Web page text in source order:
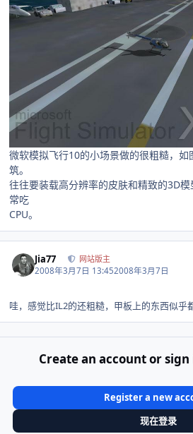
微软模拟飞行10的小场景做的很粗糙，
筑。
往往要装载高分辨率的皮肤和精致的3D
常吃
CPU。
Jia77 网站版主
2008年3月7日 13:452008年3月7日
哇，感觉比IL2的还粗糙，甲板上的东西似乎
Create an account or
Register a new
现在登录